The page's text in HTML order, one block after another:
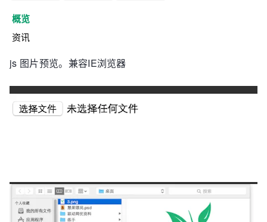
概览
资讯
js 图片预览。兼容IE浏览器